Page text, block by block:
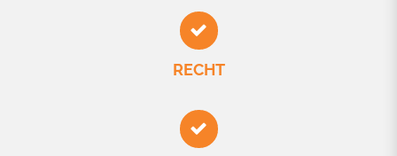
RECHT